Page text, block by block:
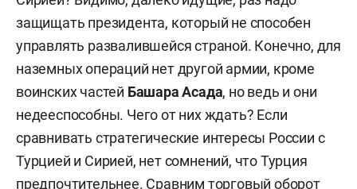
защищать президента, который не способен
управлять развалившейся страной. Конечно, для
наземных операций нет другой армии, кроме
воинских частей Башара Асада, но ведь и они
недееспособны. Чего от них ждать? Если
сравнивать стратегические интересы России с
Турцией и Сирией, нет сомнений, что Турция
предпочтительнее. Сравним торговый оборот